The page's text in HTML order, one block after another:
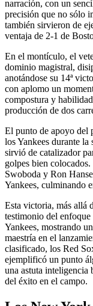
narración, con un
precisión que no sólo
también sirvieron de
ventaja de 2-1 de
En el montículo, el
dominio magistral,
anotándose su 14ª
con aplomo un
compostura y
producción de dos
El punto de apoyo del
los Yankees durante
sirvió de catalizador
golpes bien
Swoboda y Ron
Yankees, culminando
Esta victoria, más allá
testimonio del enfoque
Yankees, mostrando
maestría en el
clasificado, los Red
ejemplificó un punto
una astuta inteligencia
del éxito en el campo.